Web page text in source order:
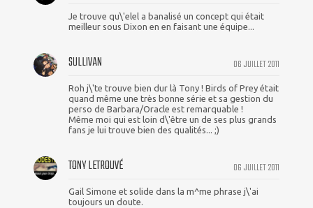
Je trouve qu\'elel a banalisé un concept qui était
meilleur sous Dixon en en faisant une équipe...
06 JUILLET 2011
SULLIVAN
Roh j\'te trouve bien dur là Tony ! Birds of Prey était
quand même une très bonne série et sa gestion du
perso de Barbara/Oracle est remarquable !
Même moi qui est loin d\'être un de ses plus grands
fans je lui trouve bien des qualités... ;)
06 JUILLET 2011
TONY LETROUVÉ
Gail Simone et solide dans la m^me phrase j\'ai
toujours un doute.